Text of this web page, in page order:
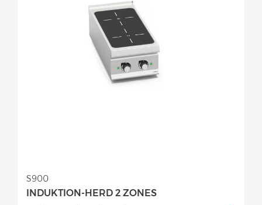
INDUKTION-HERD 2 ZONES
S900